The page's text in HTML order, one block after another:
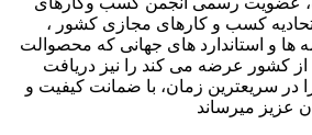
کسب و کارهای مجازی کشور ،
ها و استاندارد های جهانی که محصوالت
کشور عرضه می کند را نیز دریافت
در سریعترین زمان، با ضمانت کیفیت و
عزیز میرساند